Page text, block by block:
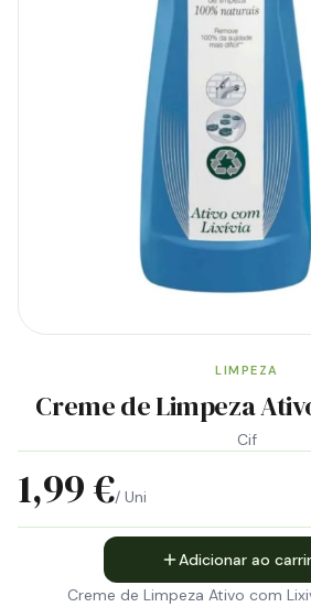
LIMPEZA
Creme de Limpeza
Cif
1,99 €/ Uni
Adicionar ao
Creme de Limpeza Ativo com